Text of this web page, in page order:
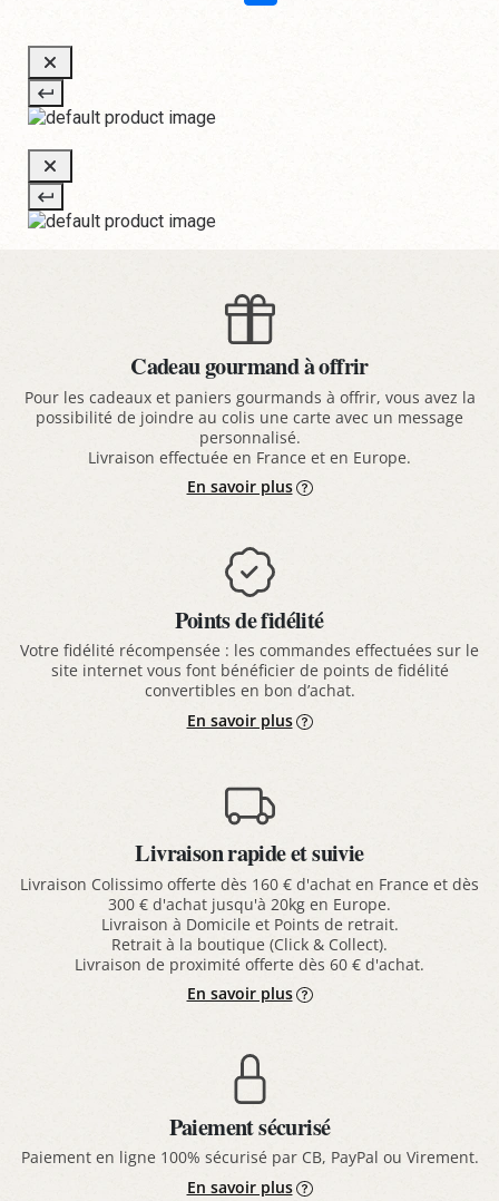
Cadeau gourmand à offrir
Pour les cadeaux et paniers gourmands à offrir, vous avez la
possibilité de joindre au colis une carte avec un message
personnalisé.
Livraison effectuée en France et en Europe.
En savoir plus
Points de fidélité
Votre fidélité récompensée : les commandes effectuées sur le
site internet vous font bénéficier de points de fidélité
convertibles en bon d’achat.
En savoir plus
Livraison rapide et suivie
Livraison Colissimo offerte dès 160 € d'achat en France et dès
300 € d'achat jusqu'à 20kg en Europe.
Livraison à Domicile et Points de retrait.
Retrait à la boutique (Click & Collect).
Livraison de proximité offerte dès 60 € d'achat.
En savoir plus
Paiement sécurisé
Paiement en ligne 100% sécurisé par CB, PayPal ou Virement.
En savoir plus